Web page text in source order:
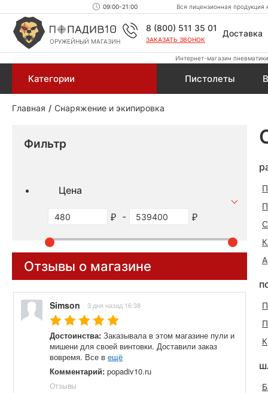
09:00-21:00 Вся лицензионная
ОРУЖЕЙНЫЙ МАГАЗИН
8 (800) 511 35 01
ЗАКАЗАТЬ ЗВОНОК
Доставка
Интернет-магазин
Категории Пистолеты
Главная Снаряжение и экипировка
Фильтр
Цена
-
Отзывы о магазине
Simson 3 дня назад 16:38
Достоинства: Заказывала в этом магазине пули и
мишени для своей винтовки. Доставили заказ
вовремя. Все в ещё
Комментарий: popadiv10.ru
Отзывы